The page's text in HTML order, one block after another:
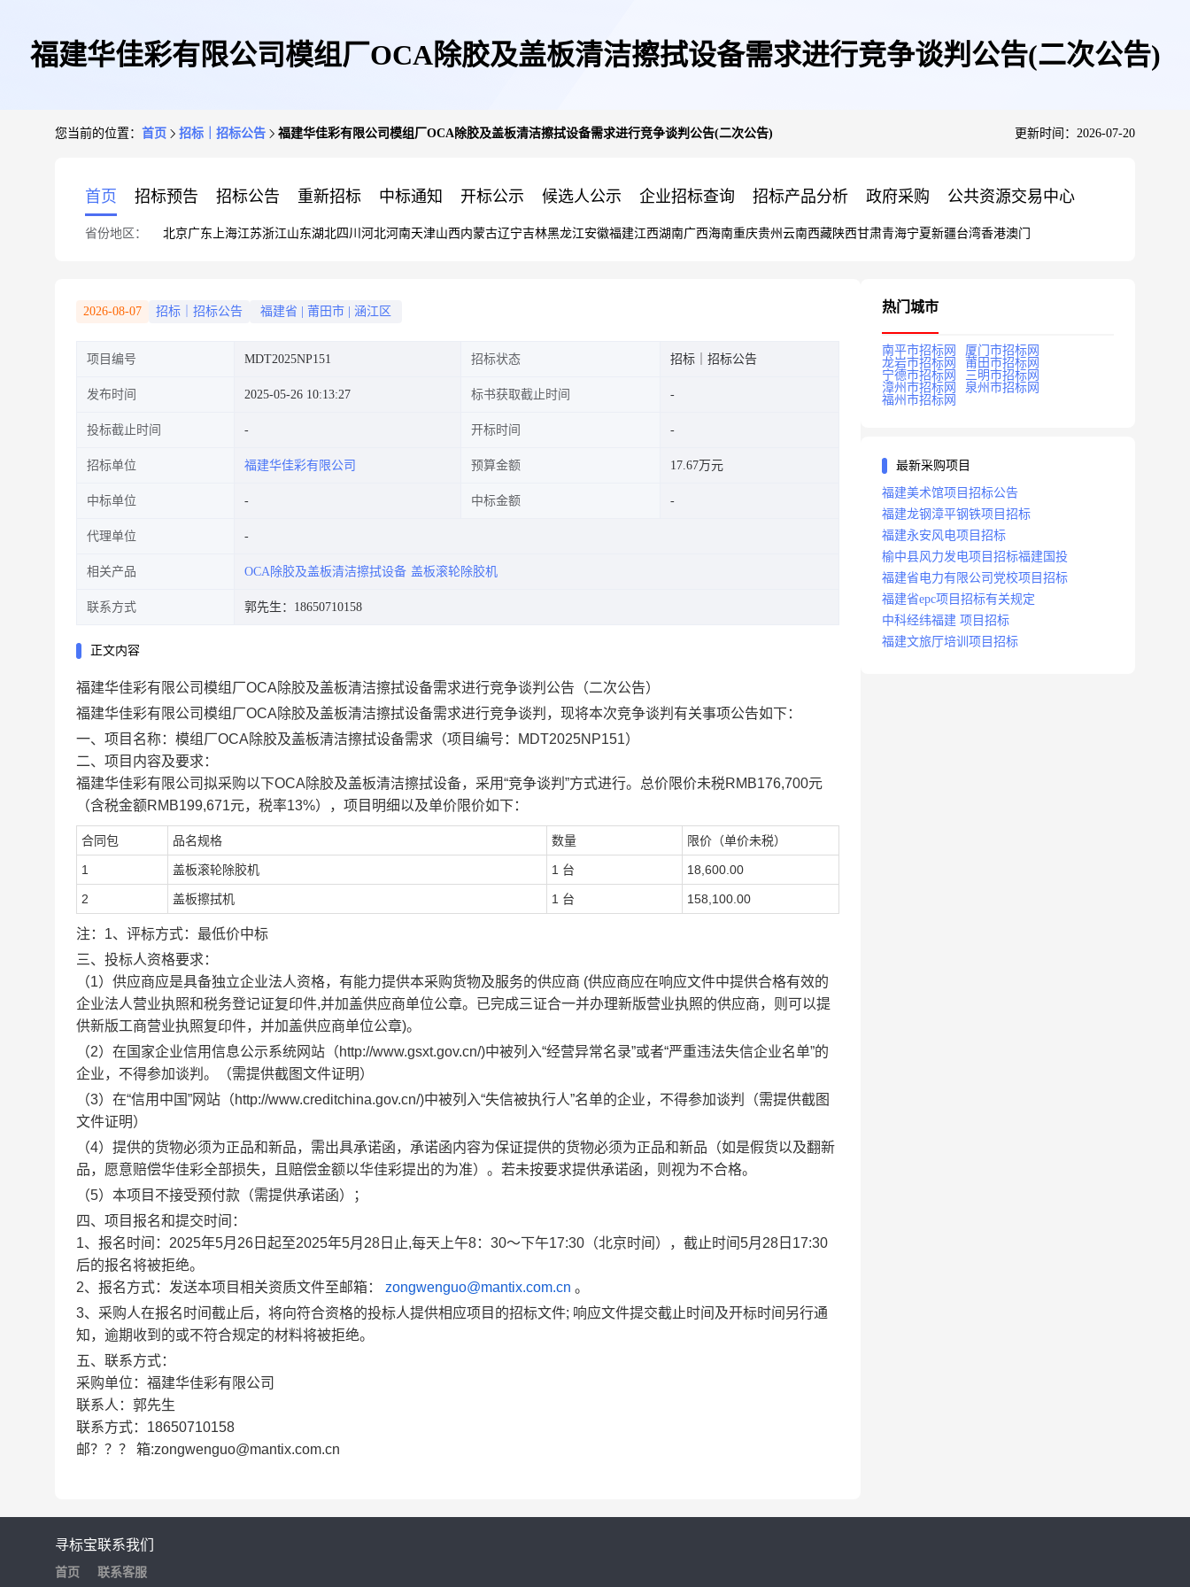
福建华佳彩有限公司模组厂OCA除胶及盖板清洁擦拭设备需求进行竞争谈判公告(二次公告)
您当前的位置： 首页 招标｜招标公告 福建华佳彩有限公司模组厂OCA除胶及盖板清洁擦拭设备需求进行竞争谈判公告(二次公告) 更新时间：2026-07-20
首页 招标预告 招标公告 重新招标 中标通知 开标公示 候选人公示 企业招标查询 招标产品分析 政府采购 公共资源交易中心
省份地区： 北京广东 上海江苏浙江山东湖北四川 河北河南天津山西内蒙古辽宁吉林黑龙江安徽福建江西湖南广西海南重庆贵州 云南西藏陕西甘肃青海宁夏新疆台湾香港澳门
2026-08-07 招标｜招标公告 福建省 莆田市 涵江区
项目编号 MDT2025NP151 招标状态 招标｜招标公告
发布时间 2025-05-26 10:13:27 标书获取截止时间
投标截止时间 开标时间
招标单位 福建华佳彩有限公司 预算金额 17.67万元
中标单位 中标金额
代理单位
相关产品 OCA除胶及盖板清洁擦拭设备 盖板滚轮除胶机
联系方式 郭先生：18650710158
正文内容
福建华佳彩有限公司模组厂OCA除胶及盖板清洁擦拭设备需求进行竞争谈判公告（二次公告）
福建华佳彩有限公司模组厂OCA除胶及盖板清洁擦拭设备需求进行竞争谈判，现将本次竞争谈判有关事项公告如下：
一、项目名称：模组厂OCA除胶及盖板清洁擦拭设备需求（项目编号：MDT2025NP151）
二、项目内容及要求：
福建华佳彩有限公司拟采购以下OCA除胶及盖板清洁擦拭设备，采用“竞争谈判”方式进行。总价限价未税RMB176,700元
（含税金额RMB199,671元，税率13%），项目明细以及单价限价如下：
合同包 品名规格 数量 限价（单价未税）
1 盖板滚轮除胶机 1 台 18,600.00
2 盖板擦拭机 1 台 158,100.00
注：1、评标方式：最低价中标
三、投标人资格要求：
（1）供应商应是具备独立企业法人资格，有能力提供本采购货物及服务的供应商 (供应商应在响应文件中提供合格有效的
企业法人营业执照和税务登记证复印件,并加盖供应商单位公章。已完成三证合一并办理新版营业执照的供应商，则可以提
供新版工商营业执照复印件，并加盖供应商单位公章)。
（2）在国家企业信用信息公示系统网站（http://www.gsxt.gov.cn/)中被列入“经营异常名录”或者“严重违法失信企业名单”的
企业，不得参加谈判。（需提供截图文件证明）
（3）在“信用中国”网站（http://www.creditchina.gov.cn/)中被列入“失信被执行人”名单的企业，不得参加谈判（需提供截图
文件证明）
（4）提供的货物必须为正品和新品，需出具承诺函，承诺函内容为保证提供的货物必须为正品和新品（如是假货以及翻新
品，愿意赔偿华佳彩全部损失，且赔偿金额以华佳彩提出的为准）。若未按要求提供承诺函，则视为不合格。
（5）本项目不接受预付款（需提供承诺函）；
四、项目报名和提交时间：
1、报名时间：2025年5月26日起至2025年5月28日止,每天上午8：30～下午17:30（北京时间），截止时间5月28日17:30
后的报名将被拒绝。
2、报名方式：发送本项目相关资质文件至邮箱： zongwenguo@mantix.com.cn 。
3、采购人在报名时间截止后，将向符合资格的投标人提供相应项目的招标文件; 响应文件提交截止时间及开标时间另行通
知，逾期收到的或不符合规定的材料将被拒绝。
五、联系方式：
采购单位：福建华佳彩有限公司
联系人：郭先生
联系方式：18650710158
邮？？？ 箱:zongwenguo@mantix.com.cn
热门城市
南平市招标网
厦门市招标网
龙岩市招标网
莆田市招标网
宁德市招标网
三明市招标网
漳州市招标网
泉州市招标网
福州市招标网
最新采购项目
福建美术馆项目招标公告
福建龙钢漳平钢铁项目招标
福建永安风电项目招标
榆中县风力发电项目招标福建国投
福建省电力有限公司党校项目招标
福建省epc项目招标有关规定
中科经纬福建 项目招标
福建文旅厅培训项目招标
寻标宝
首页
联系我们
联系客服